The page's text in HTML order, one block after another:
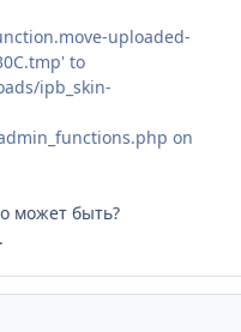
uploaded-
to
ipb_skin-
on
может быть?